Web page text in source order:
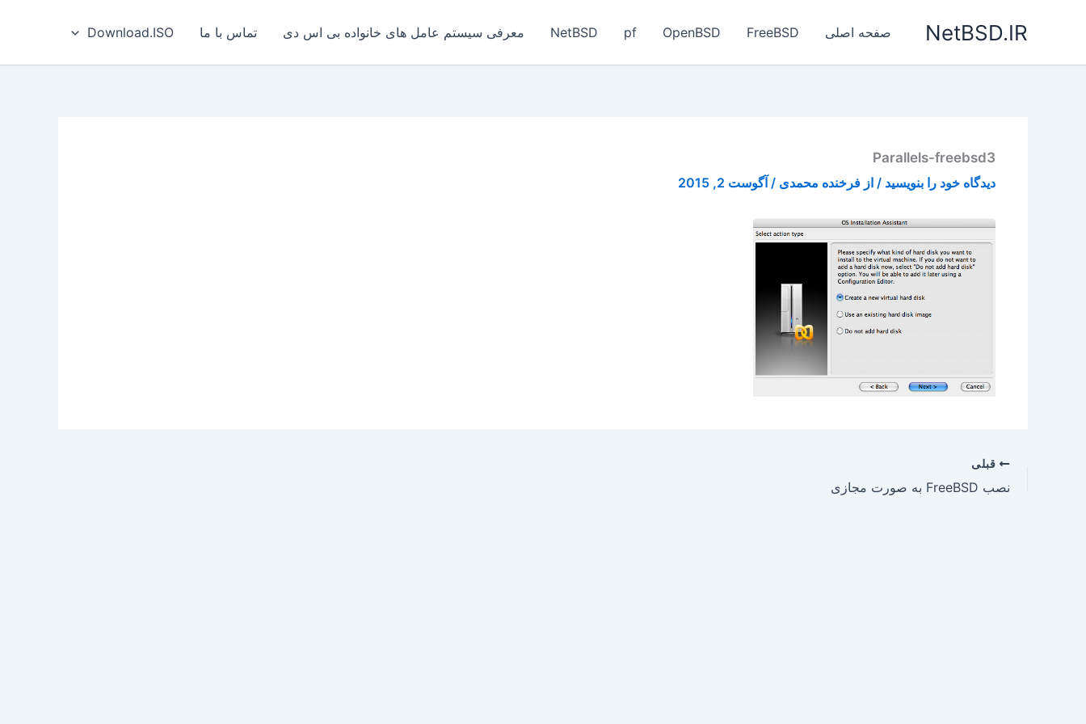
NetBSD.IR صفحه اصلی FreeBSD
OpenBSD
pf
NetBSD معرفی سیستم عامل های خانواده بی‌ اس‌ دی تماس با ما Download.ISO
Parallels-freebsd3
دیدگاه‌ خود را بنویسید / از فرخنده محمدی / آگوست 2, 2015
قبلی
نصب FreeBSD به صورت مجازی